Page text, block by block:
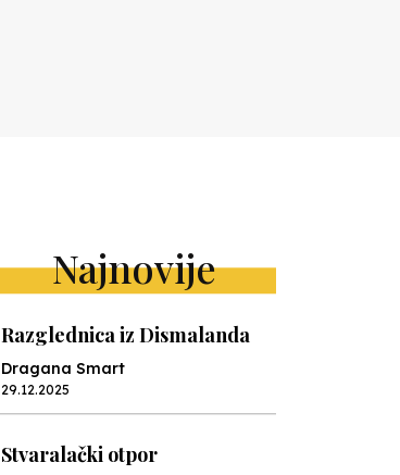
Najnovije
Razglednica iz Dismalanda
Dragana Smart
29.12.2025
Stvaralački otpor